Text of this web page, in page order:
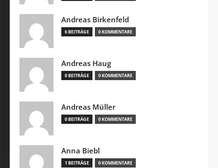
Andreas Birkenfeld
6 BEITRÄGE 0 KOMMENTARE
Andreas Haug
0 BEITRÄGE 0 KOMMENTARE
Andreas Müller
0 BEITRÄGE 0 KOMMENTARE
Anna Biebl
1 BEITRÄGE 0 KOMMENTARE